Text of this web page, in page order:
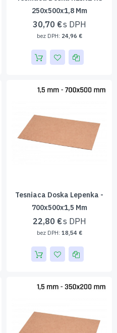
250x500x1,8 Mm
30,70 €
24,96 €
Tesniaca Doska Lepenka -
700x500x1,5 Mm
22,80 €
18,54 €